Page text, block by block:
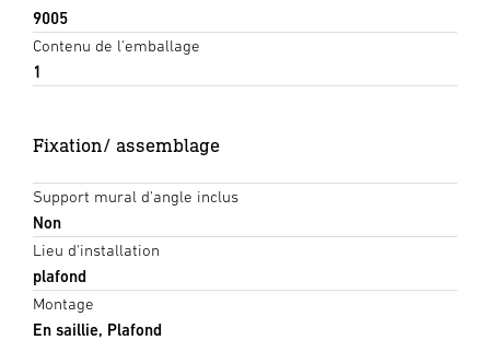
9005
Contenu de l'emballage
1
Fixation/ assemblage
Support mural d'angle inclus
Non
Lieu d'installation
plafond
Montage
En saillie, Plafond